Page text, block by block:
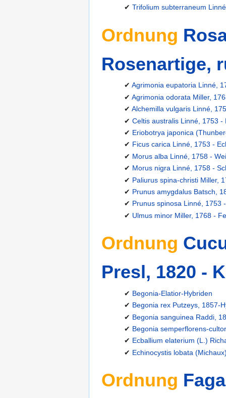
✔ Trifolium subterraneum
Ordnung
Rosenartige,
✔ Agrimonia eupatoria Linné,
✔ Agrimonia odorata Miller,
✔ Alchemilla vulgaris Linné,
✔ Celtis australis Linné, 1753
✔ Eriobotrya japonica
✔ Ficus carica Linné, 1753 -
✔ Morus alba Linné, 1758 -
✔ Morus nigra Linné, 1758 -
✔ Paliurus spina-christi Miller,
✔ Prunus amygdalus Batsch,
✔ Prunus spinosa Linné, 1753
✔ Ulmus minor Miller, 1768 -
Ordnung
Presl, 1820 -
✔ Begonia-Elatior-Hybriden
✔ Begonia rex Putzeys, 1857-
✔ Begonia sanguinea Raddi,
✔ Begonia semperflorens-
✔ Ecballium elaterium (L.)
✔ Echinocystis lobata
Ordnung